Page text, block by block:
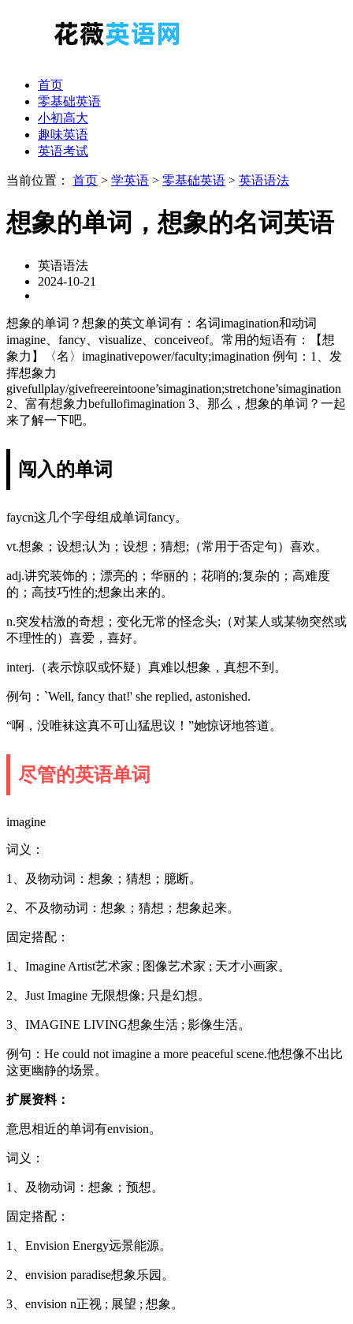
首页
零基础英语
小初高大
趣味英语
英语考试
当前位置： 首页 > 学英语 > 零基础英语 > 英语语法
想象的单词，想象的名词英语
英语语法
2024-10-21
想象的单词？想象的英文单词有：名词imagination和动词
imagine、fancy、visualize、conceiveof。常用的短语有：【想
象力】〈名〉imaginativepower/faculty;imagination 例句：1、发
挥想象力
givefullplay/givefreereintoone’simagination;stretchone’simagination
2、富有想象力befullofimagination 3、那么，想象的单词？一起
来了解一下吧。
闯入的单词
faycn这几个字母组成单词fancy。
vt.想象；设想;认为；设想；猜想;（常用于否定句）喜欢。
adj.讲究装饰的；漂亮的；华丽的；花哨的;复杂的；高难度
的；高技巧性的;想象出来的。
n.突发枯激的奇想；变化无常的怪念头;（对某人或某物突然或
不理性的）喜爱，喜好。
interj.（表示惊叹或怀疑）真难以想象，真想不到。
例句：`Well, fancy that!' she replied, astonished.
“啊，没唯袜这真不可山猛思议！”她惊讶地答道。
尽管的英语单词
imagine
词义：
1、及物动词：想象；猜想；臆断。
2、不及物动词：想象；猜想；想象起来。
固定搭配：
1、Imagine Artist艺术家 ; 图像艺术家 ; 天才小画家。
2、Just Imagine 无限想像; 只是幻想。
3、IMAGINE LIVING想象生活 ; 影像生活。
例句：He could not imagine a more peaceful scene.他想像不出比
这更幽静的场景。
扩展资料：
意思相近的单词有envision。
词义：
1、及物动词：想象；预想。
固定搭配：
1、Envision Energy远景能源。
2、envision paradise想象乐园。
3、envision n正视 ; 展望 ; 想象。